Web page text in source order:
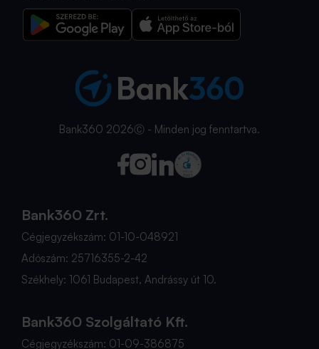
Bank360 2026Ⓒ - Minden jog fenntartva.
Bank360 Zrt.
Cégjegyzékszám: 01-10-048921
Adószám: 25716355-2-42
Székhely: 1061 Budapest, Andrássy út 10.
Bank360 Szolgáltató Kft.
Cégjegyzékszám: 01-09-386875